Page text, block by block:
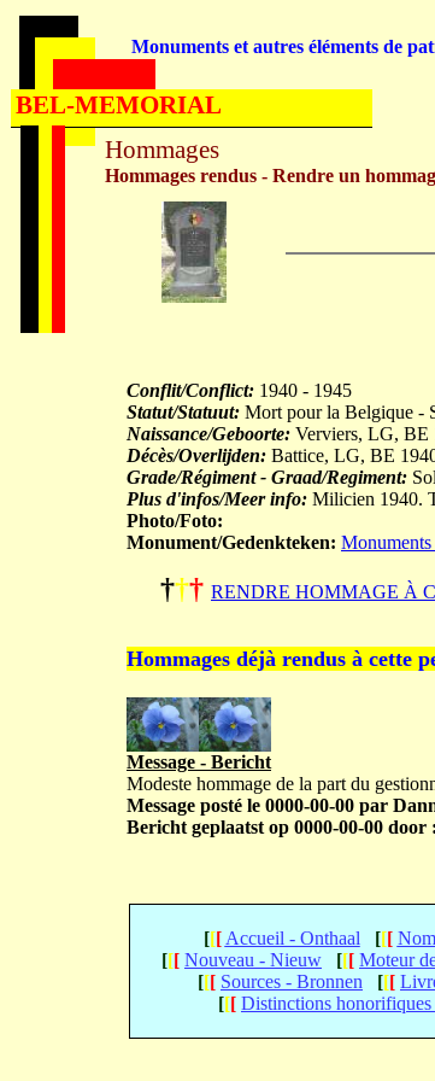
Conflit/Conflict: 1940 - 1945
Statut/Statuut: Mort pour la Belgique -
Naissance/Geboorte: Verviers, LG, BE
Décès/Overlijden: Battice, LG, BE
Grade/Régiment - Graad/Regiment:
Plus d'infos/Meer info: Milicien 1940.
Photo/Foto:
Monument/Gedenkteken:
††† RENDRE HOMMAGE À
Hommages déjà rendus à cette
Message - Bericht
Modeste hommage de la part du
Message posté le 0000-00-00 par
Bericht geplaatst op 0000-00-00
[[[ Accueil - Onthaal [[[
[[[ Nouveau - Nieuw [[[ Moteur
[[[ Sources - Bronnen [[[
[[[ Distinctions honorifiques
Hommages
Hommages rendus - Rendre un
Monuments et autres éléments de
BEL-MEMORIAL